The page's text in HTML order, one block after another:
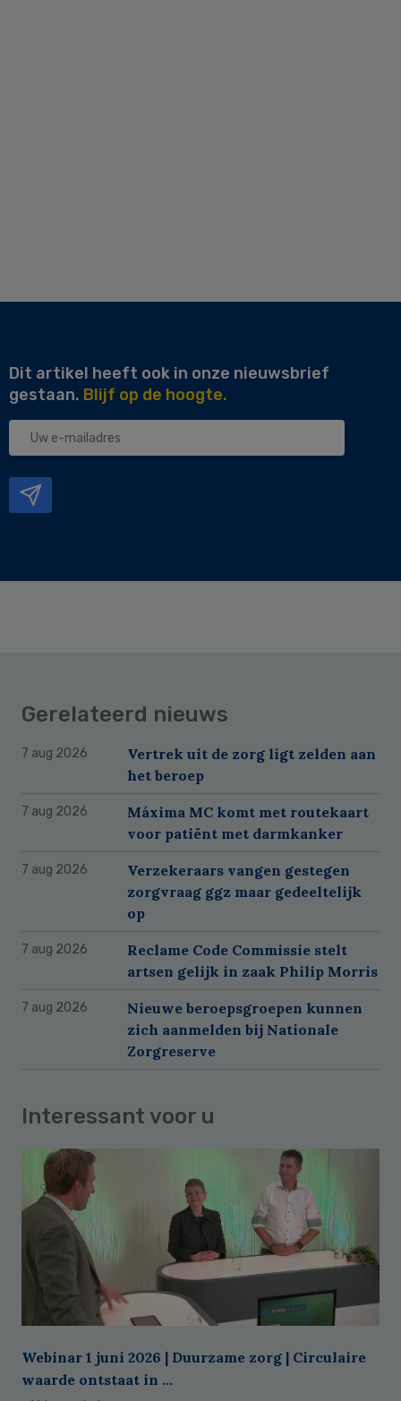
Dit artikel heeft ook in onze nieuwsbrief
gestaan. Blijf op de hoogte.
Uw
Gerelateerd nieuws
7 aug 2026
Vertrek uit de zorg ligt zelden aan
het beroep
7 aug 2026
Máxima MC komt met routekaart
voor patiënt met darmkanker
7 aug 2026
Verzekeraars vangen gestegen
zorgvraag ggz maar gedeeltelijk
op
7 aug 2026
Reclame Code Commissie stelt
artsen gelijk in zaak Philip Morris
7 aug 2026
Nieuwe beroepsgroepen kunnen
zich aanmelden bij Nationale
Zorgreserve
Interessant voor u
Webinar 1 juni 2026 | Duurzame zorg | Circulaire
waarde ontstaat in ...